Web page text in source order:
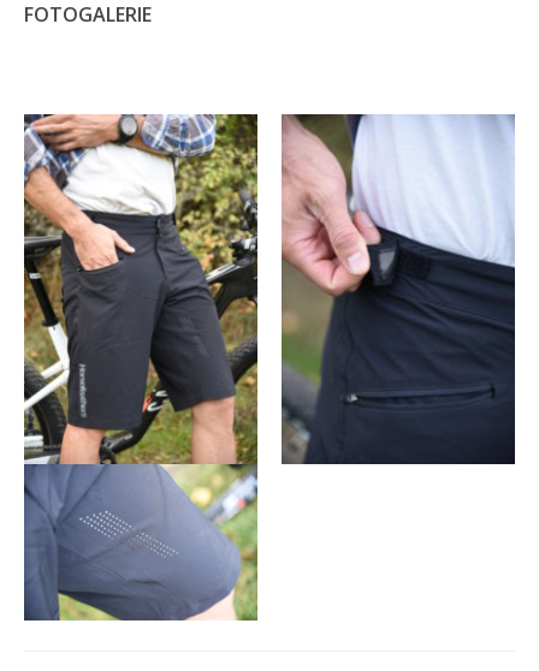
FOTOGALERIE